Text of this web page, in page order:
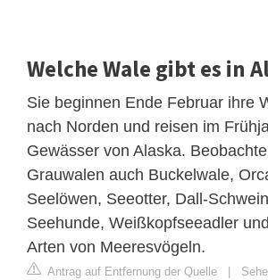
Welche Wale gibt es in
Sie beginnen Ende Februar ihre
nach Norden und reisen im
Gewässer von Alaska.
Grauwalen auch Buckelwale,
Seelöwen, Seeotter, Dall-
Seehunde, Weißkopfseeadler
Arten von Meeresvögeln.
Antrag auf Entfernung der Quelle